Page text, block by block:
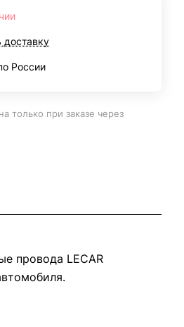
доставку
России
только при заказе через
провода LECAR